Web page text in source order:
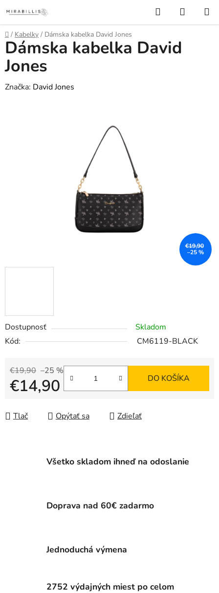
na
obsah
Hľadať
KOŠÍK
Domov
/ Kabelky / Dámska kabelka David Jones
Dostupnosť
Skladom
Kód:
CM6119-BLACK
€19,90 –25 %
€14,90 DO KOŠÍKA
Tlač Opýtať sa Zdieľať
Dámska kabelka David
Jones
Značka: David Jones
€19,90
–25 %
Všetko skladom ihneď na odoslanie
Doprava nad 60€ zadarmo
Jednoduchá výmena
2752 výdajných miest po celom